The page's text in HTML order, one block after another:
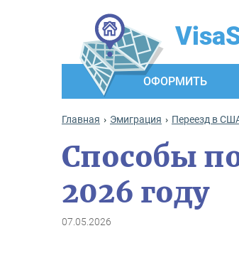
ОФОРМИТЬ
Главная Эмиграция Переезд в
Способы
2026 году
07.05.2026